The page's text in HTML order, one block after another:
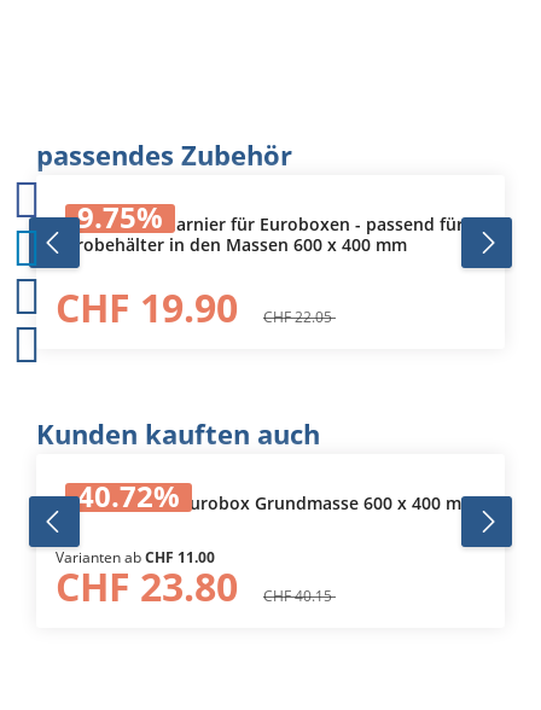
Produktgalerie überspringen
passendes Zubehör
9.75%
Deckel mit Scharnier für Euroboxen - passend für
Eurobehälter in den Massen 600 x 400 mm
CHF 19.90 CHF 22.05
Produktgalerie überspringen
Kunden kauften auch
40.72%
Eurobehälter / Eurobox Grundmasse 600 x 400 mm
Varianten abCHF 11.00
CHF 23.80 CHF 40.15